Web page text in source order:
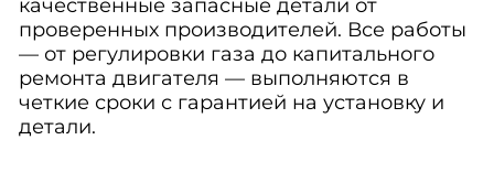
качественные запасные детали от
проверенных производителей. Все работы
— от регулировки газа до капитального
ремонта двигателя — выполняются в
четкие сроки с гарантией на установку и
детали.